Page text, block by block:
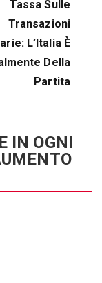
Prossimo
Post
Tassa Sulle
Transazioni
L’Italia È
Della
Partita
IN OGNI